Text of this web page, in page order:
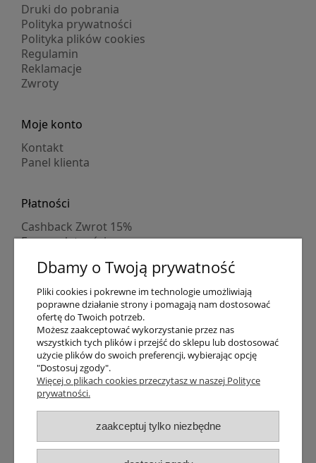
Druki do pobrania
Polityka prywatności
Polityka plików cookies
Regulamin
Reklamacje
Zwroty
Moje konto
Kontakt
Panel klienta
Płatności
Cashback Zwrot 15%
Formy płatności
Numer konta
PayPo kupujesz, nie płacisz
Progi rabatowe
Promocje
Dostawa
Czas wysyłki
Dostawa
Śledzenie przesyłki GLS
Śledzenie przesyłki DPD
Shipping abroad
Zarejestruj się /Zaloguj się
Dbamy o Twoją prywatność
Pliki cookies i pokrewne im technologie umożliwiają
poprawne działanie strony i pomagają nam dostosować
ofertę do Twoich potrzeb.
Możesz zaakceptować wykorzystanie przez nas
wszystkich tych plików i przejść do sklepu lub dostosować
użycie plików do swoich preferencji, wybierając opcję
"Dostosuj zgody".
Więcej o plikach cookies przeczytasz w naszej Polityce
prywatności.
zaakceptuj tylko niezbędne